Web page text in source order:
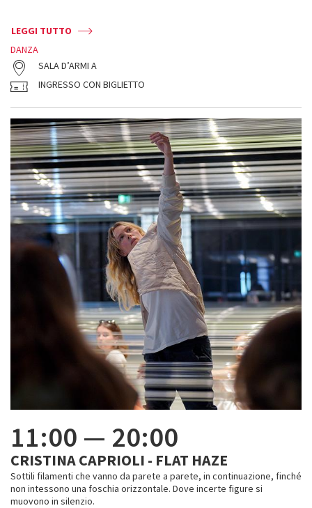
LEGGI TUTTO
DANZA
SALA D’ARMI A
INGRESSO CON BIGLIETTO
11:00 — 20:00
CRISTINA CAPRIOLI - FLAT HAZE
Sottili filamenti che vanno da parete a parete, in continuazione, finché
non intessono una foschia orizzontale. Dove incerte figure si
muovono in silenzio.